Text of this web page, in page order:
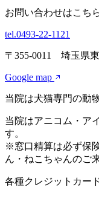
お問い合わせはこち
tel.0493-22-1121
〒355-0011 埼玉県
Google map
当院は犬猫専門の動
当院はアニコム・ア
す。
※窓口精算は必ず保
ん・ねこちゃんのご
各種クレジットカー